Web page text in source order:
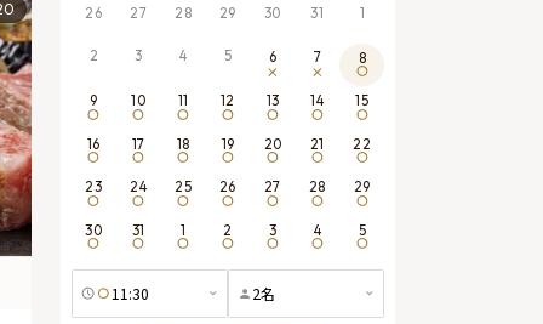
Annyお祝い体験について
Annyお祝いアイテムについて
よくあるご質問
お問い合わせ
26 27 28 29 30 31 1
2 3 4 5 6 7 8
9 10 11 12 13 14 15
16 17 18 19 20 21 22
23 24 25 26 27 28 29
30 31 1 2 3 4 5
11:30 2名